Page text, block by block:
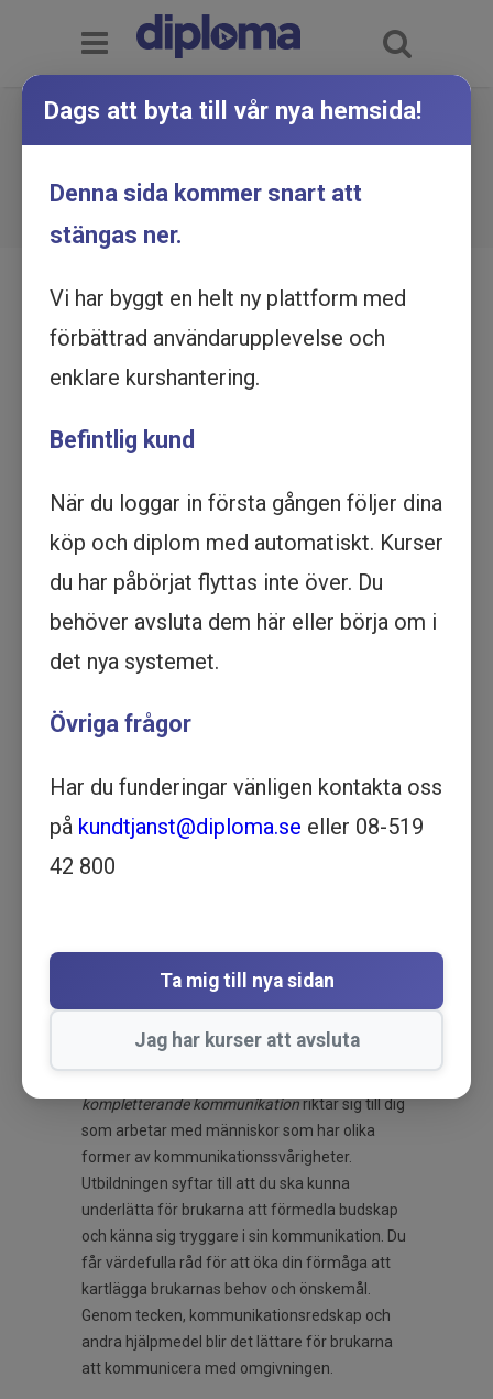
Utbildning online
AKK - Alternativ och kompletterande
Köp - 1 195 kr
Prova ett delmoment
AKK - Alternativ och
- Utbildning online
MINUTER
Beskrivning
Förstå vikten av alternativ kompletterande
förbättra din förmåga att kommunicera.
förstå varandra och själva göra oss förstådda.
kompletterande kommunikationriktar sig till dig
som arbetar med människor som har olika
former av kommunikationssvårigheter.
Utbildningen syftar till att du ska kunna
underlätta för brukarna att förmedla budskap
och känna sig tryggare i sin kommunikation. Du
får värdefulla råd för att öka din förmåga att
kartlägga brukarnas behov och önskemål.
Genom tecken, kommunikationsredskap och
andra hjälpmedel blir det lättare för brukarna
att kommunicera med omgivningen.
Dags att byta till vår nya hemsida!
Denna sida kommer snart att
stängas ner.
Vi har byggt en helt ny plattform med
förbättrad användarupplevelse och
enklare kurshantering.
Befintlig kund
När du loggar in första gången följer dina
köp och diplom med automatiskt. Kurser
du har påbörjat flyttas inte över. Du
behöver avsluta dem här eller börja om i
det nya systemet.
Övriga frågor
Har du funderingar vänligen kontakta oss
på kundtjanst@diploma.se eller 08-519
42 800
Ta mig till nya sidan
Jag har kurser att avsluta